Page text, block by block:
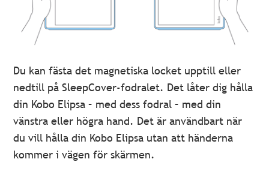
Du kan fästa det magnetiska locket upptill eller
nedtill på SleepCover-fodralet. Det låter dig hålla
din Kobo Elipsa– med dess fodral– med din
vänstra eller högra hand. Det är användbart när
du vill hålla din Kobo Elipsa utan att händerna
kommer i vägen för skärmen.